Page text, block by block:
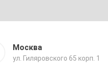
Москва
ул. Гиляровского 65 корп. 1